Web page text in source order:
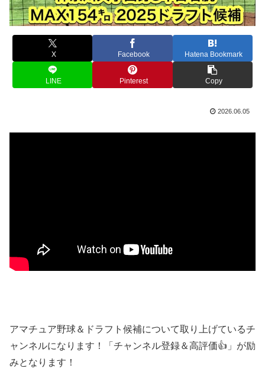
X Facebook Hatena Bookmark
LINE Pinterest Copy
2026.06.05
アマチュア野球＆ドラフト候補について取り上げているチ
ャンネルになります！「チャンネル登録＆高評価👍」が励
みとなります！